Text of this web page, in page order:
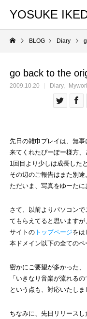
YOSUKE
BLOG Diary
go back to the
2009.10.20 Diary
先日の雑巾プレイは、無事
来てくれたぴーぽー様方、
1回目より少しは成長した
その辺のご報告はまた別途
ただいま、写真をゆーた
さて、以前よりパソコン
てもらえてると思いますが
サイトの トップページをは
本ドメイン以下の全てのペ
密かにご要望が多かった、
「いきなり音楽が流れる
という点も、対応いたしま
ちなみに、先日リリース